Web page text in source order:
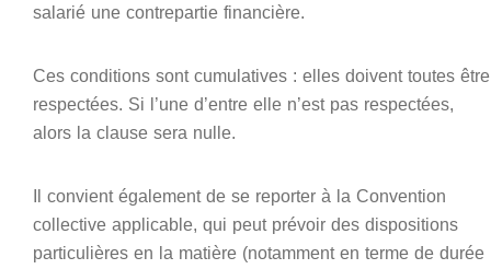
salarié une contrepartie financière.
Ces conditions sont cumulatives : elles doivent toutes être
respectées. Si l’une d’entre elle n’est pas respectées,
alors la clause sera nulle.
Il convient également de se reporter à la Convention
collective applicable, qui peut prévoir des dispositions
particulières en la matière (notamment en terme de durée